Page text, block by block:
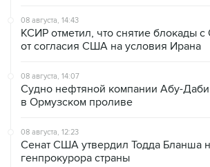
08 августа, 14:43
КСИР отметил, что снятие блокады с
от согласия США на условия Ирана
08 августа, 14:07
Судно нефтяной компании Абу-
в Ормузском проливе
08 августа, 12:23
Сенат США утвердил Тодда Бланша
генпрокурора страны